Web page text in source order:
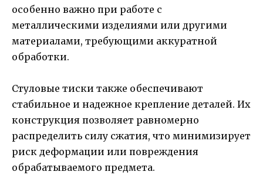
особенно важно при работе с
металлическими изделиями или другими
материалами, требующими аккуратной
обработки.
Стуловые тиски также обеспечивают
стабильное и надежное крепление деталей. Их
конструкция позволяет равномерно
распределить силу сжатия, что минимизирует
риск деформации или повреждения
обрабатываемого предмета.